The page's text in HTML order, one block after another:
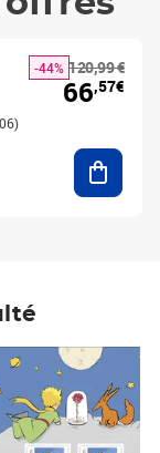
120,99 €
-44%
66,57€